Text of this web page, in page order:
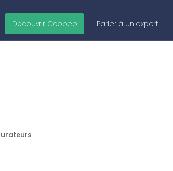
Découvrir Coopeo Parler à un expert